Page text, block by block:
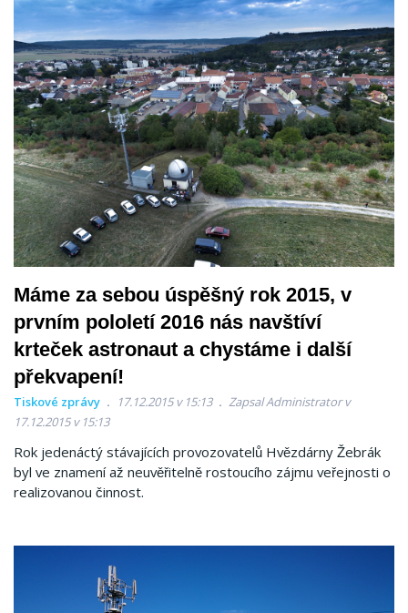
Máme za sebou úspěšný rok 2015, v
prvním pololetí 2016 nás navštíví
krteček astronaut a chystáme i další
překvapení!
Tiskové zprávy 17.12.2015 v 15:13
Zapsal Administrator v
17.12.2015 v 15:13
Rok jedenáctý stávajících provozovatelů Hvězdárny Žebrák
byl ve znamení až neuvěřitelně rostoucího zájmu veřejnosti o
realizovanou činnost.